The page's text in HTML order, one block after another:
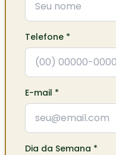
Telefone *
E-mail *
Dia da Semana *